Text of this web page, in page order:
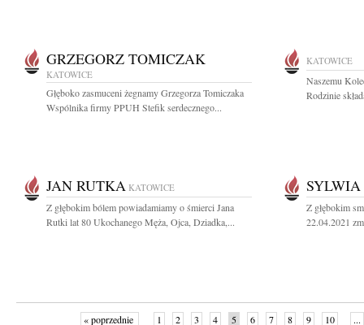
GRZEGORZ TOMICZAK
KATOWICE
Głęboko zasmuceni żegnamy Grzegorza Tomiczaka
Wspólnika firmy PPUH Stefik serdecznego...
KATOWICE
Naszemu
Rodzinie
JAN RUTKA KATOWICE
Z głębokim bólem powiadamiamy o śmierci Jana
Rutki lat 80 Ukochanego Męża, Ojca, Dziadka,...
Z głębokim
22.04.2021
« poprzednie 1 2 3 4 5 6 7 8 9 10 ...